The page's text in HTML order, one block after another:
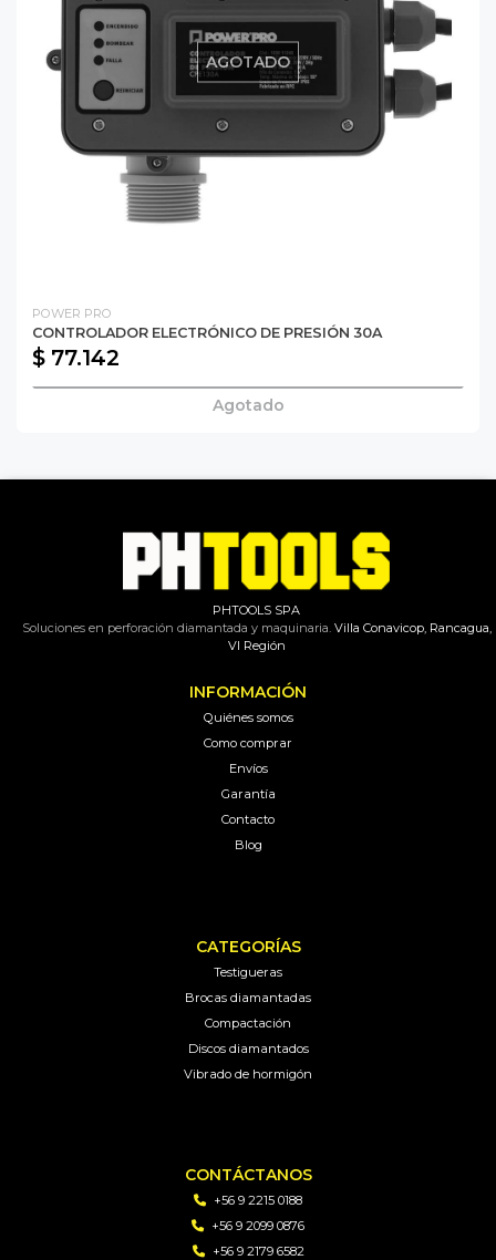
AGOTADO
POWER PRO
CONTROLADOR ELECTRÓNICO DE PRESIÓN 30A
$ 77.142
Agotado
PHTOOLS SPA
Soluciones en perforación diamantada y maquinaria.Villa Conavicop, Rancagua,
VI Región
INFORMACIÓN
Quiénes somos
Como comprar
Envíos
Garantía
Contacto
Blog
CATEGORÍAS
Testigueras
Brocas diamantadas
Compactación
Discos diamantados
Vibrado de hormigón
CONTÁCTANOS
+56 9 2215 0188
+56 9 2099 0876
+56 9 2179 6582